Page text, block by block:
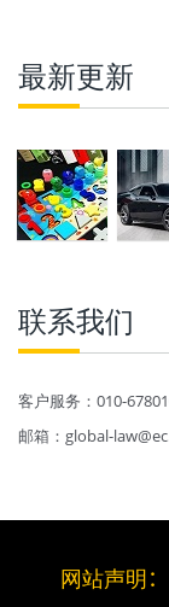
最新更新
联系我们
客户服务：010-
邮箱：global-
网站声明 ：